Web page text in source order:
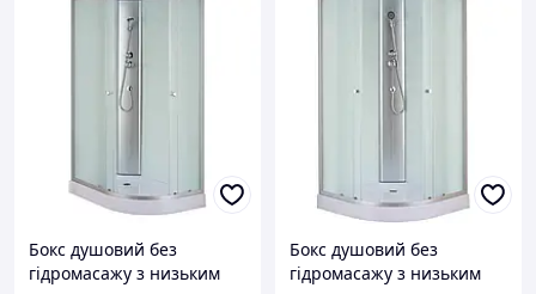
Бокс душовий без
гідромасажу з низьким
Бокс душовий без
гідромасажу з низьким